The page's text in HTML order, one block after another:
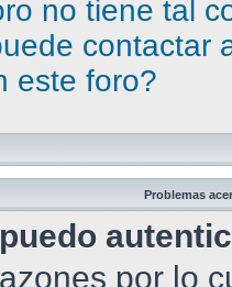
no tiene tal
contactar
este foro?
Problemas
por lo